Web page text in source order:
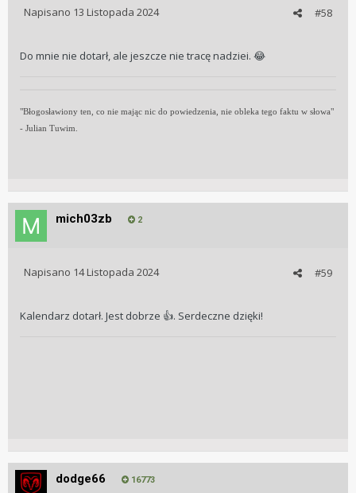
#58
Napisano 13 Listopada 2024
Do mnie nie dotarł, ale jeszcze nie tracę nadziei. 😂
"Błogosławiony ten, co nie mając nic do powiedzenia, nie obleka tego faktu w słowa"
- Julian Tuwim.
mich03zb 2
#59
Napisano 14 Listopada 2024
Kalendarz dotarł. Jest dobrze 👍. Serdeczne dzięki!
dodge66 16773